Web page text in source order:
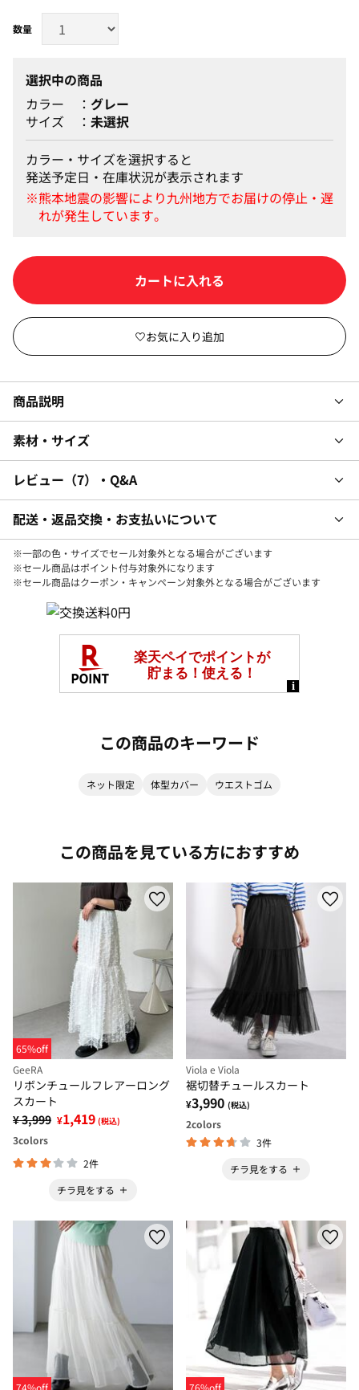
選択中の商品
カラー
グレー
サイズ
未選択
カラー・サイズを選択すると
発送予定日・在庫状況が表示されます
カートに入れる
商品説明
素材・サイズ
レビュー 7 ・Q&A
配送・返品交換・お支払いについて
※一部の色・サイズでセール対象外となる場合がございます
※セール商品はポイント付与対象外になります
※セール商品はクーポン・キャンペーン対象外となる場合がございます
この商品のキーワード
ネット限定 体型カバー ウエストゴム
この商品を見ている方におすすめ
65%off
GeeRA
リボンチュールフレアーロング
スカート
¥ 3,999 ¥1,419 (税込)
3colors
2件
チラ見をする
Viola e Viola
裾切替チュールスカート
¥3,990 (税込)
2colors
3件
チラ見をする
74%off 76%off